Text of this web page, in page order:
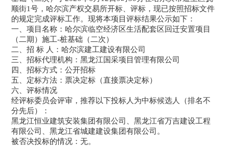
顺街1号，哈尔滨产权交易所开标、评标，现已按照招标文件
的规定完成评标工作。现将本项目评标结果公示如下：
一、项目名称：哈尔滨临空经济区生活配套区回迁安置项目
（二期）施工-桩基础（二次）
二、招 标 人：哈尔滨建工建设有限公司
三、招标代理机构：黑龙江国采项目管理有限公司
四、招标方式：公开招标
五、定标方法：票决定标（直接票决定标）
六、评标情况
经评标委员会评审，推荐以下投标人为中标候选人（排名不
分先后）：
黑龙江恒业建筑安装集团有限公司、黑龙江省万吉建设工程
有限公司、黑龙江省城建建设集团有限公司。
被否决投标的情况：无。